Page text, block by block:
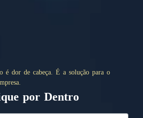
é dor de cabeça. É a solução para o
por Dentro